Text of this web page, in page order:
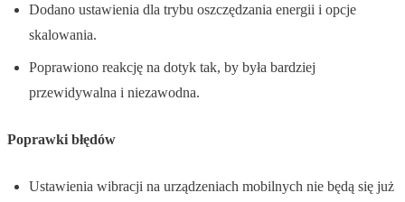
Dodano ustawienia dla trybu oszczędzania energii i opcje
skalowania.
Poprawiono reakcję na dotyk tak, by była bardziej
przewidywalna i niezawodna.
Poprawki błędów
Ustawienia wibracji na urządzeniach mobilnych nie będą się już